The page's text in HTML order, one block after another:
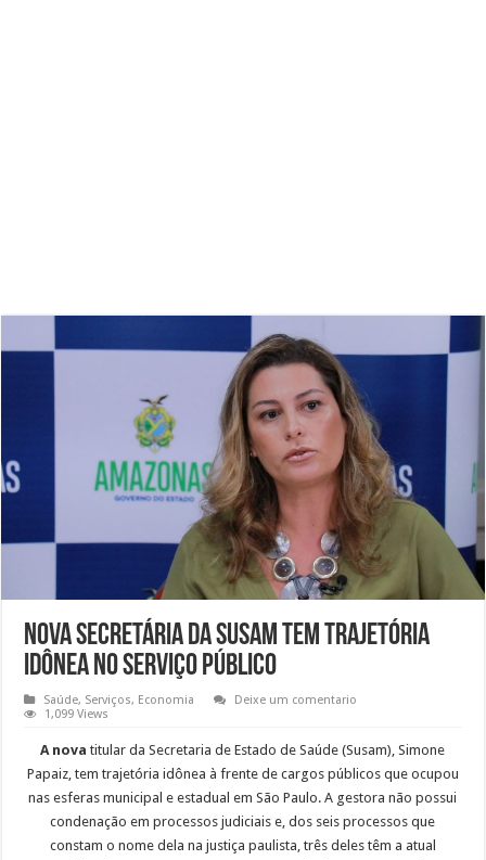
Nova secretária da Susam tem trajetória
idônea no serviço público
Saúde, Serviços, Economia
Deixe um comentario
1,099 Views
A nova titular da Secretaria de Estado de Saúde (Susam), Simone
Papaiz, tem trajetória idônea à frente de cargos públicos que ocupou
nas esferas municipal e estadual em São Paulo. A gestora não possui
condenação em processos judiciais e, dos seis processos que
constam o nome dela na justiça paulista, três deles têm a atual